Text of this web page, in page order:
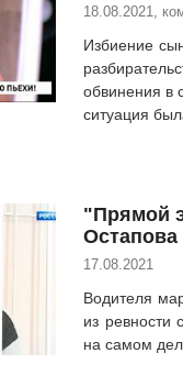
18.08.2021,
Избиение
обвинения в
ситуация
"Прямой
17.08.2021
Водителя
из ревности
на самом